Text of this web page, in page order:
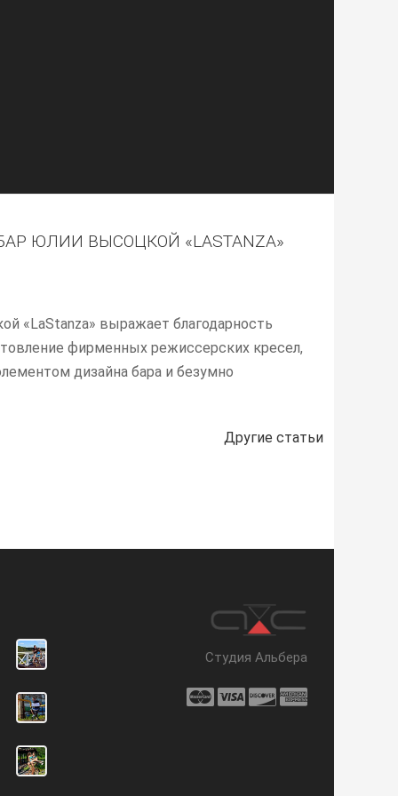
ЮЛИИ ВЫСОЦКОЙ «LASTANZA»
«LaStanza» выражает благодарность
фирменных режиссерских кресел,
дизайна бара и безумно
Другие статьи
Студия Альбера